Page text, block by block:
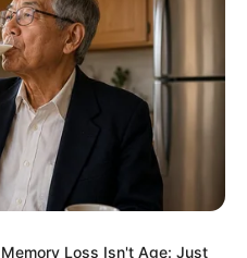
de secagem entre
seca, remova as
que elas
Loss Isn't Age: Just